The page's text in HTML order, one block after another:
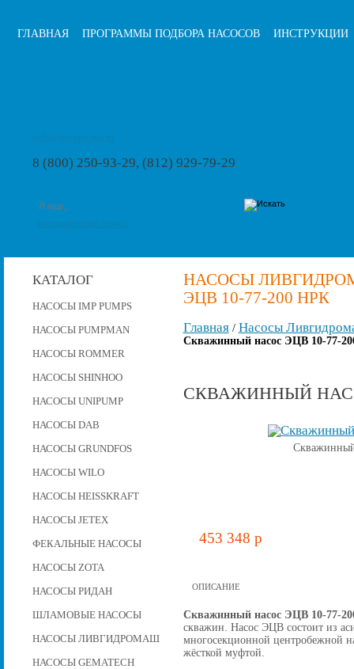
ГЛАВНАЯ ПРОГРАММЫ ПОДБОРА НАСОСОВ ИНСТРУКЦИИ
8 (800) 250-93-29, (812) 929-79-29
КАТАЛОГ
НАСОСЫ IMP PUMPS
НАСОСЫ PUMPMAN
НАСОСЫ ROMMER
НАСОСЫ SHINHOO
НАСОСЫ UNIPUMP
НАСОСЫ DAB
НАСОСЫ GRUNDFOS
НАСОСЫ WILO
НАСОСЫ HEISSKRAFT
НАСОСЫ JETEX
ФЕКАЛЬНЫЕ НАСОСЫ
НАСОСЫ ZOTA
НАСОСЫ РИДАН
ШЛАМОВЫЕ НАСОСЫ
НАСОСЫ ЛИВГИДРОМАШ
НАСОСЫ GEMATECH
НАСОСЫ
ЭЦВ 10-77-200 НРК
Главная/ Насосы
Скважинный насос ЭЦВ 10-77-
СКВАЖИННЫЙ
453 348 p
ОПИСАНИЕ
Скважинный насос ЭЦВ 10-77-
скважин. Насос ЭЦВ состоит из
многосекционной центробежной
жёсткой муфтой.